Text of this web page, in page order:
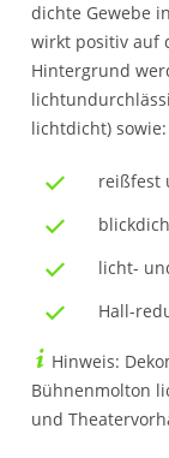
dichte Gewebe
wirkt positiv auf
Hintergrund
lichtdicht) sowie:
reißfest
licht-
Hall-
Hinweis:
Bühnenmolton
und